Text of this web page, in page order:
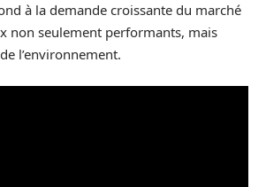
à la demande croissante du marché
non seulement performants, mais
l’environnement.